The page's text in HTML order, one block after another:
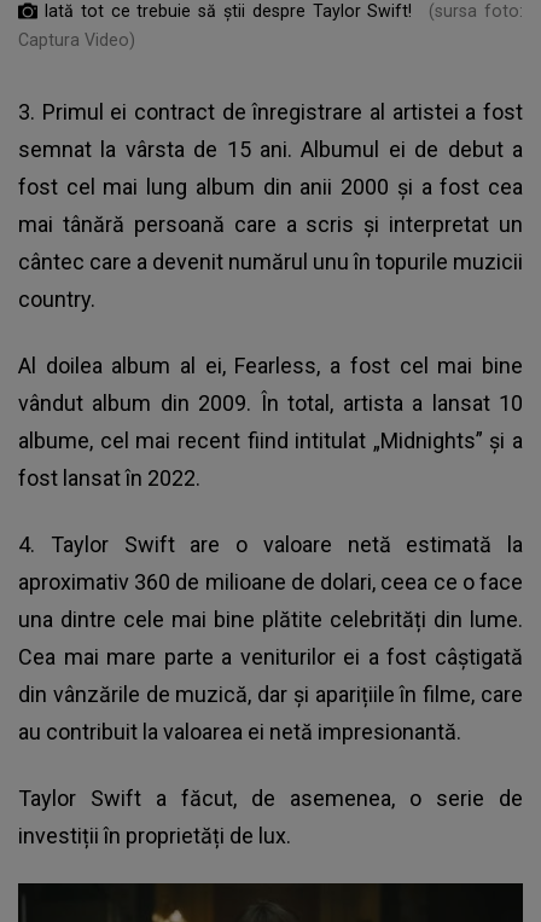
Iată tot ce trebuie să știi despre Taylor Swift!
(sursa foto:
Captura Video)
3. Primul ei contract de înregistrare al artistei a fost
semnat la vârsta de 15 ani. Albumul ei de debut a
fost cel mai lung album din anii 2000 și a fost cea
mai tânără persoană care a scris și interpretat un
cântec care a devenit numărul unu în topurile muzicii
country.
Al doilea album al ei, Fearless, a fost cel mai bine
vândut album din 2009. În total, artista a lansat 10
albume, cel mai recent fiind intitulat „Midnights” și a
fost lansat în 2022.
4. Taylor Swiftare o valoare netă estimată la
aproximativ 360 de milioane de dolari, ceea ce o face
una dintre cele mai bine plătite celebrități din lume.
Cea mai mare parte a veniturilor ei a fost câștigată
din vânzările de muzică, dar și aparițiile în filme, care
au contribuit la valoarea ei netă impresionantă.
Taylor Swift a făcut, de asemenea, o serie de
investiții în proprietăți de lux.